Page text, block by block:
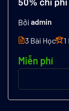
50% chi
Bởi admin
3 Bài Học
Miễn phí